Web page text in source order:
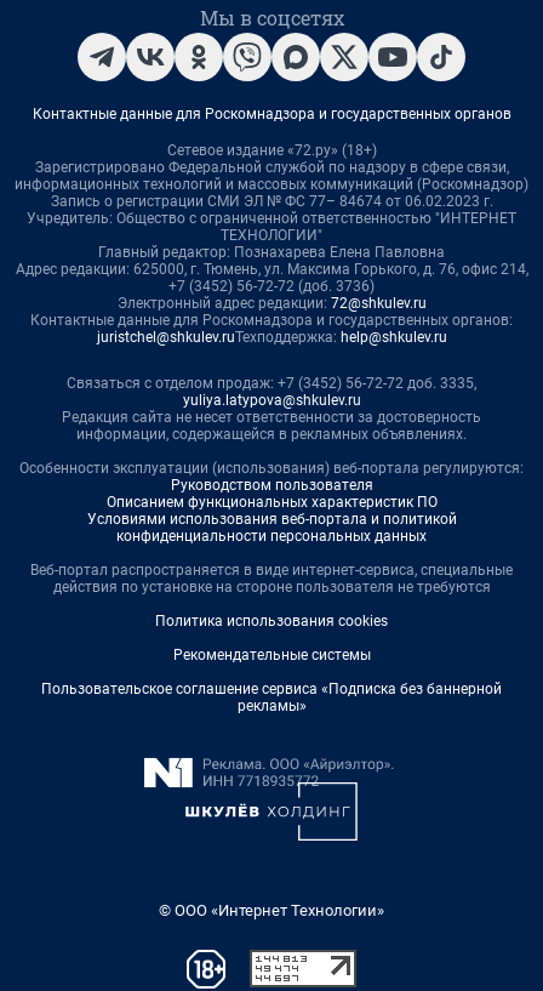
Мы в соцсетях
Контактные данные для Роскомнадзора и государственных органов
Сетевое издание «72.ру» (18+)
Зарегистрировано Федеральной службой по надзору в сфере связи,
информационных технологий и массовых коммуникаций (Роскомнадзор)
Запись о регистрации СМИ ЭЛ № ФС 77– 84674 от 06.02.2023 г.
Учредитель: Общество с ограниченной ответственностью "ИНТЕРНЕТ
ТЕХНОЛОГИИ"
Главный редактор: Познахарева Елена Павловна
Адрес редакции: 625000, г. Тюмень, ул. Максима Горького, д. 76, офис 214,
+7 (3452) 56-72-72 (доб. 3736)
Электронный адрес редакции: 72@shkulev.ru
Контактные данные для Роскомнадзора и государственных органов:
juristchel@shkulev.ruТехподдержка: help@shkulev.ru
Связаться с отделом продаж: +7 (3452) 56-72-72 доб. 3335,
yuliya.latypova@shkulev.ru
Редакция сайта не несет ответственности за достоверность
информации, содержащейся в рекламных объявлениях.
Особенности эксплуатации (использования) веб-портала регулируются:
Руководством пользователя
Описанием функциональных характеристик ПО
Условиями использования веб-портала и политикой
конфиденциальности персональных данных
Веб-портал распространяется в виде интернет-сервиса, специальные
действия по установке на стороне пользователя не требуются
Политика использования cookies
Рекомендательные системы
Пользовательское соглашение сервиса «Подписка без баннерной
рекламы»
© ООО «Интернет Технологии»